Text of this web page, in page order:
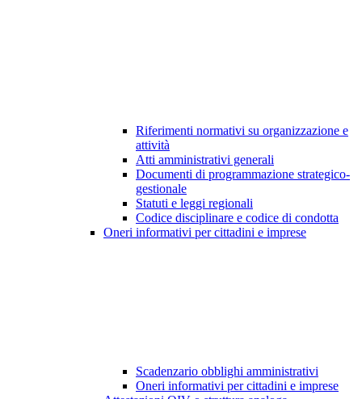
Riferimenti normativi su organizzazione e
attività
Atti amministrativi generali
Documenti di programmazione strategico-
gestionale
Statuti e leggi regionali
Codice disciplinare e codice di condotta
Oneri informativi per cittadini e imprese
Scadenzario obblighi amministrativi
Oneri informativi per cittadini e imprese